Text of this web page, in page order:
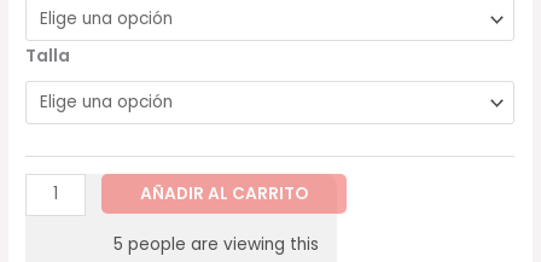
Talla
AÑADIR AL CARRITO
5 people are viewing this